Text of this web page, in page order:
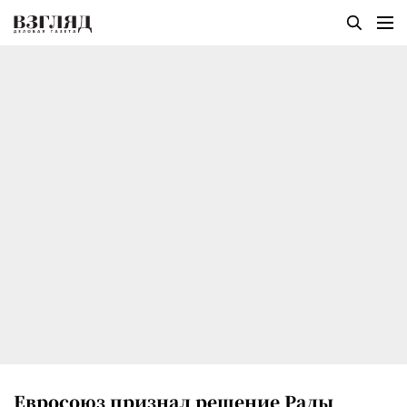
Евросоюз признал решение Рады